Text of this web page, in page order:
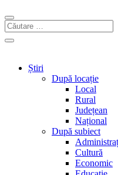
Știri
După locație
Local
Rural
Județean
Național
După subiect
Cultură
Economic